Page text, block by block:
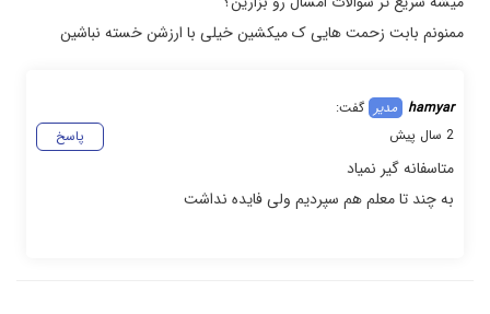
ممنونم بابت زحمت هایی ک میکشین خیلی با ارزشن خسته نباشین
hamyar
گفت:
پاسخ
2 سال پیش
متاسفانه گیر نمیاد
به چند تا معلم هم سپردیم ولی فایده نداشت